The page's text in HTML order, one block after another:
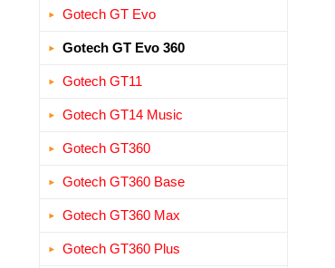
Gotech GT Evo
Gotech GT Evo 360
Gotech GT11
Gotech GT14 Music
Gotech GT360
Gotech GT360 Base
Gotech GT360 Max
Gotech GT360 Plus